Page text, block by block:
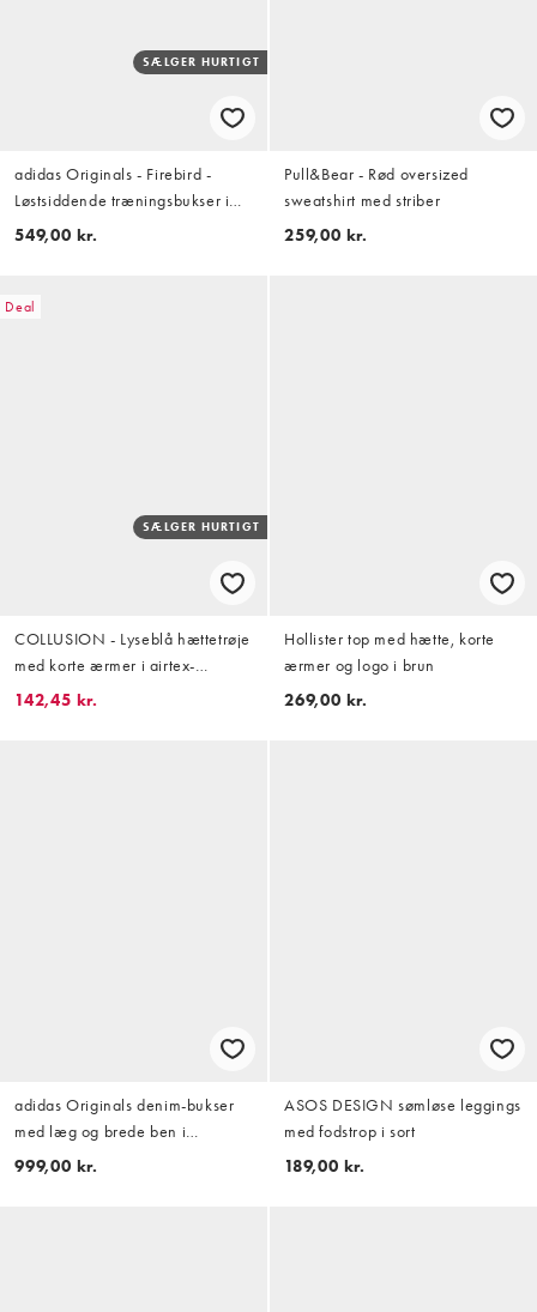
SÆLGER HURTIGT
adidas Originals - Firebird -
Løstsiddende træningsbukser i
team victory-rød/hvid
549,00 kr.
Pull&Bear - Rød oversized
sweatshirt med striber
259,00 kr.
Deal
SÆLGER HURTIGT
COLLUSION - Lyseblå hættetrøje
med korte ærmer i airtex-
materiale
142,45 kr.
Hollister top med hætte, korte
ærmer og logo i brun
269,00 kr.
adidas Originals denim-bukser
med læg og brede ben i
indigoblå denim
999,00 kr.
ASOS DESIGN sømløse leggings
med fodstrop i sort
189,00 kr.